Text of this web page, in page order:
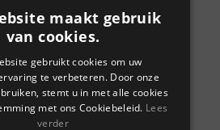
Betaalwijze
Bezorgen
Contact
Disclaimer
Garantie
Meest gestelde vragen
maakt gebruik
van cookies.
gebruikt cookies om uw
te verbeteren. Door onze
stemt u in met alle cookies
met ons Cookiebeleid. Lees
verder